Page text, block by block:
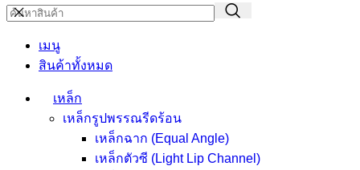
เมนู
สินค้าทั้งหมด
เหล็ก
เหล็กรูปพรรณรีดร้อน
เหล็กฉาก (Equal Angle)
เหล็กตัวซี (Light Lip Channel)